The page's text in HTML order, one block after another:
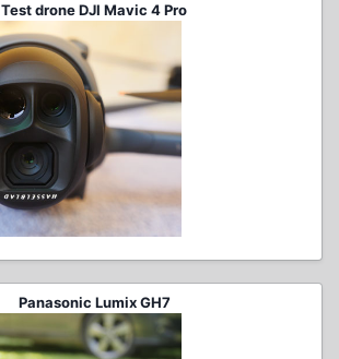
Test drone DJI Mavic 4 Pro
Panasonic Lumix GH7